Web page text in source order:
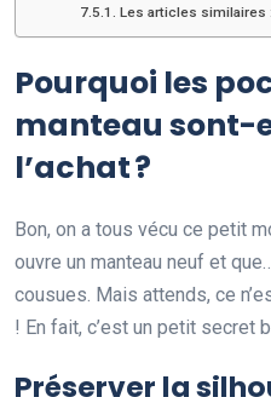
Les articles similaires :
Pourquoi les
manteau sont-
l’achat ?
Bon, on a tous vécu ce petit
ouvre un manteau neuf et
cousues. Mais attends, ce
! En fait, c’est un petit secret
Préserver la